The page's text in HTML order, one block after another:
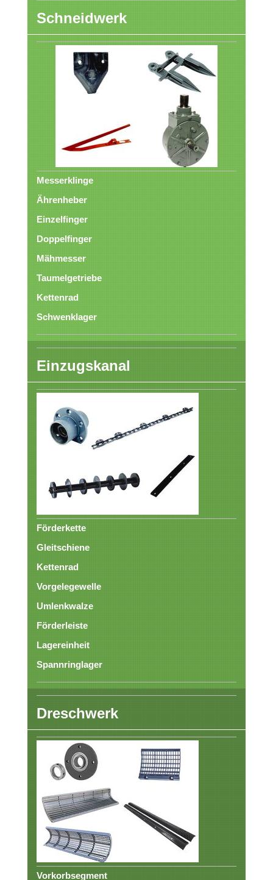
Schneidwerk
Messerklinge
Ährenheber
Einzelfinger
Doppelfinger
Mähmesser
Taumelgetriebe
Kettenrad
Schwenklager
Einzugskanal
Förderkette
Gleitschiene
Kettenrad
Vorgelegewelle
Umlenkwalze
Förderleiste
Lagereinheit
Spannringlager
Dreschwerk
Vorkorbsegment